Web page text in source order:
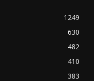
1249
630
482
410
383